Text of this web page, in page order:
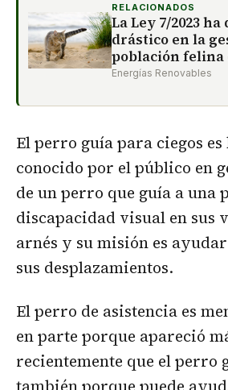
RELACIONADOS
La Ley 7/2023
drástico en la
población felina
Energías Renovables
El perro guía para ciegos es
conocido por el público en
de un perro que guía a una
discapacidad visual en sus
arnés y su misión es
sus desplazamientos.
El perro de asistencia es
en parte porque apareció
recientemente que el perro
también porque puede